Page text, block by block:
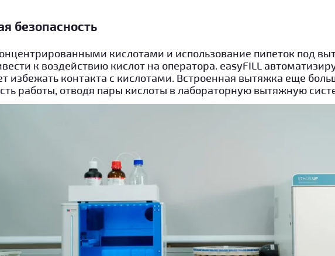
безопасность
кислотами и использование пипеток под
к воздействию кислот на оператора. easyFILL
избежать контакта с кислотами. Встроенная вытяжка еще
работы, отводя пары кислоты в лабораторную вытяжную